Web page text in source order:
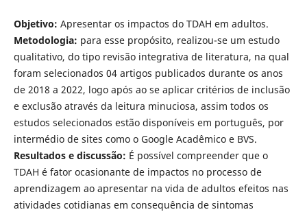
Objetivo: Apresentar os impactos do TDAH em adultos.
Metodologia: para esse propósito, realizou-se um estudo
qualitativo, do tipo revisão integrativa de literatura, na qual
foram selecionados 04 artigos publicados durante os anos
de 2018 a 2022, logo após ao se aplicar critérios de inclusão
e exclusão através da leitura minuciosa, assim todos os
estudos selecionados estão disponíveis em português, por
intermédio de sites como o Google Acadêmico e BVS.
Resultados e discussão: É possível compreender que o
TDAH é fator ocasionante de impactos no processo de
aprendizagem ao apresentar na vida de adultos efeitos nas
atividades cotidianas em consequência de sintomas